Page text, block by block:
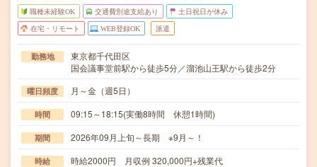
職種未経験OK 交通費別途支給あり 土日祝日が休み
在宅・リモート WEB登録OK 派遣
勤務地
東京都千代田区
国会議事堂前駅から徒歩5分／溜池山王駅から徒歩2分
曜日頻度 月～金（週5日）
時間 09:15～18:15(実働8時間 休憩1時間)
期間 2026年09月上旬～長期 ※9月～！
時給 時給2000円 月収例 320,000円+残業代